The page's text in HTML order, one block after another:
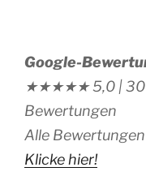
Google-
★★★★★5,0 |30
Bewertungen
Alle
Klicke hier!